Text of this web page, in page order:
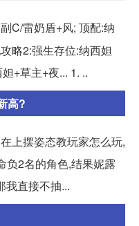
C/雷奶盾+风; 顶配:纳
略2:强生存位:纳西妲
+草主+夜... 1. ..
高?
上摆姿态教玩家怎么玩,
负2名的角色,结果妮露
我直接不抽...